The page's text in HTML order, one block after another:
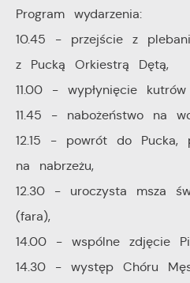
Program wydarzenia:
10.45 - przejście z
z Pucką Orkiestrą Dętą,
11.00 - wypłynięcie
11.45 - nabożeństwo na
12.15 - powrót do Pucka,
na nabrzeżu,
12.30 - uroczysta msza
(fara),
14.00 - wspólne zdjęcie
14.30 - występ Chóru
funkcjonalne i
dostępność większej ilości
Analityczne pliki cookies
dostosowywać do Twoich
Cookies analityczne
nasze serwisy www. Dane
naszych serwisów
popularności wśród
informacje są przetwarzane w
Wyrażenie zgody na
Więcej
Reklamowe
Dzięki reklamowym plikom
najciekawsze informacje i
naszych partnerów.
Promocyjne pliki cookies
Więcej